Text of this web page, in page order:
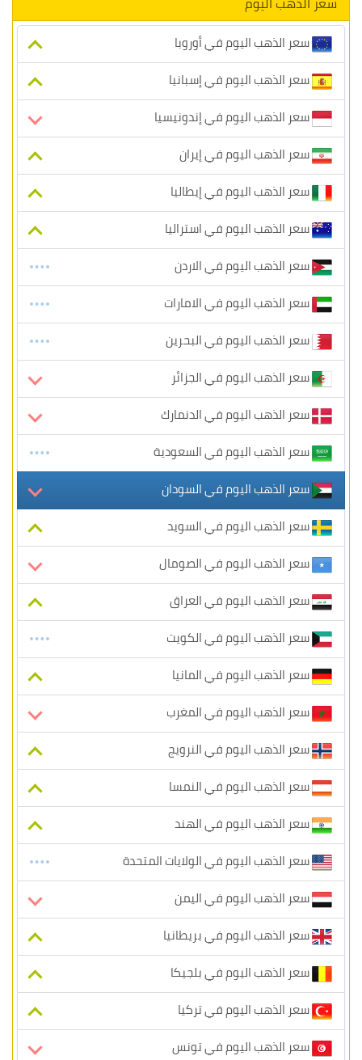
سعر الذهب اليوم في أوروبا
سعر الذهب اليوم في إسبانيا
سعر الذهب اليوم في إندونيسيا
سعر الذهب اليوم في إيران
سعر الذهب اليوم في إيطاليا
سعر الذهب اليوم في استراليا
سعر الذهب اليوم في الاردن
سعر الذهب اليوم في الامارات
سعر الذهب اليوم في البحرين
سعر الذهب اليوم في الجزائر
سعر الذهب اليوم في الدنمارك
سعر الذهب اليوم في السعودية
سعر الذهب اليوم في السودان
سعر الذهب اليوم في السويد
سعر الذهب اليوم في الصومال
سعر الذهب اليوم في العراق
سعر الذهب اليوم في الكويت
سعر الذهب اليوم في المانيا
سعر الذهب اليوم في المغرب
سعر الذهب اليوم في النرويج
سعر الذهب اليوم في النمسا
سعر الذهب اليوم في الهند
سعر الذهب اليوم في الولايات المتحدة
سعر الذهب اليوم في اليمن
سعر الذهب اليوم في بريطانيا
سعر الذهب اليوم في بلجيكا
سعر الذهب اليوم في تركيا
سعر الذهب اليوم في تونس